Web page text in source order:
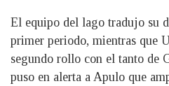
El equipo del lago tradujo su
primer periodo, mientras que
segundo rollo con el tanto de
puso en alerta a Apulo que